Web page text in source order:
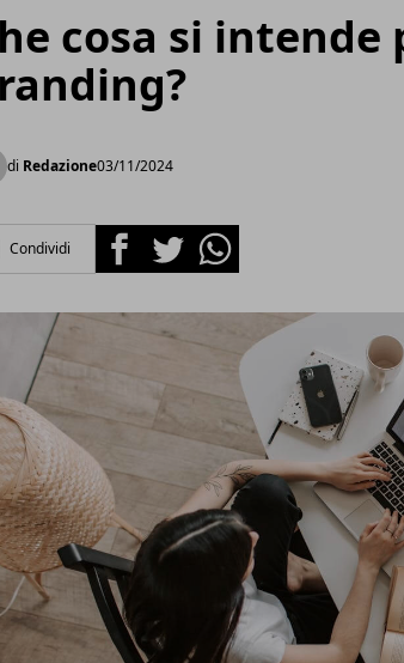
cosa si intende
di Redazione03/11/2024
Condividi FacebookTwitterWhatsapp